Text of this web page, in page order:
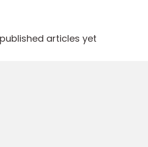
articles yet